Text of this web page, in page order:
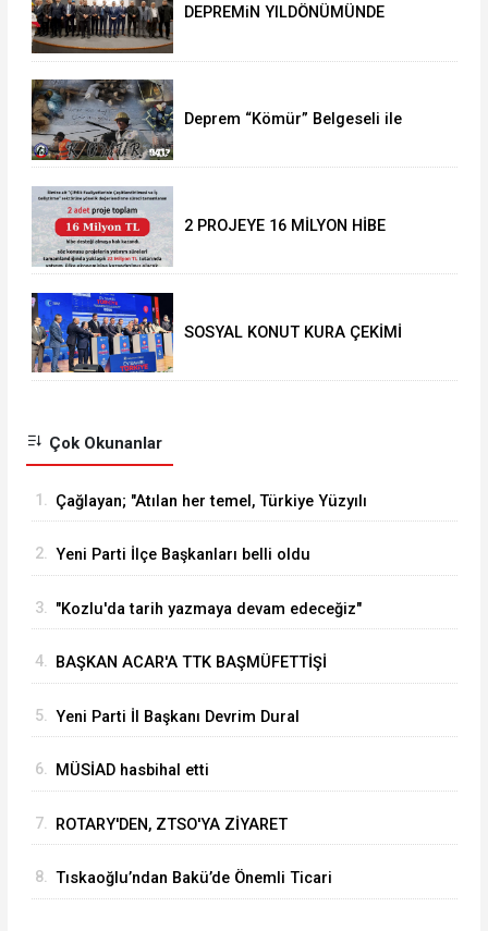
DEPREMiN YILDÖNÜMÜNDE
Deprem “Kömür” Belgeseli ile
2 PROJEYE 16 MİLYON HİBE
SOSYAL KONUT KURA ÇEKİMİ
Çok Okunanlar
1. Çağlayan; "Atılan her temel, Türkiye Yüzyılı
göstergelerinden biridir
2. Yeni Parti İlçe Başkanları belli oldu
3. "Kozlu'da tarih yazmaya devam edeceğiz"
4. BAŞKAN ACAR'A TTK BAŞMÜFETTİŞİ
5. Yeni Parti İl Başkanı Devrim Dural
6. MÜSİAD hasbihal etti
7. ROTARY'DEN, ZTSO'YA ZİYARET
8. Tıskaoğlu’ndan Bakü’de Önemli Ticari